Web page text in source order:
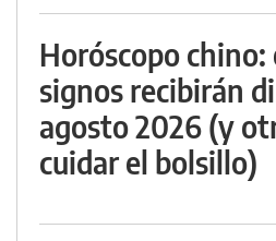
Horóscopo chino:
signos recibirán
agosto 2026 (y
cuidar el bolsillo)